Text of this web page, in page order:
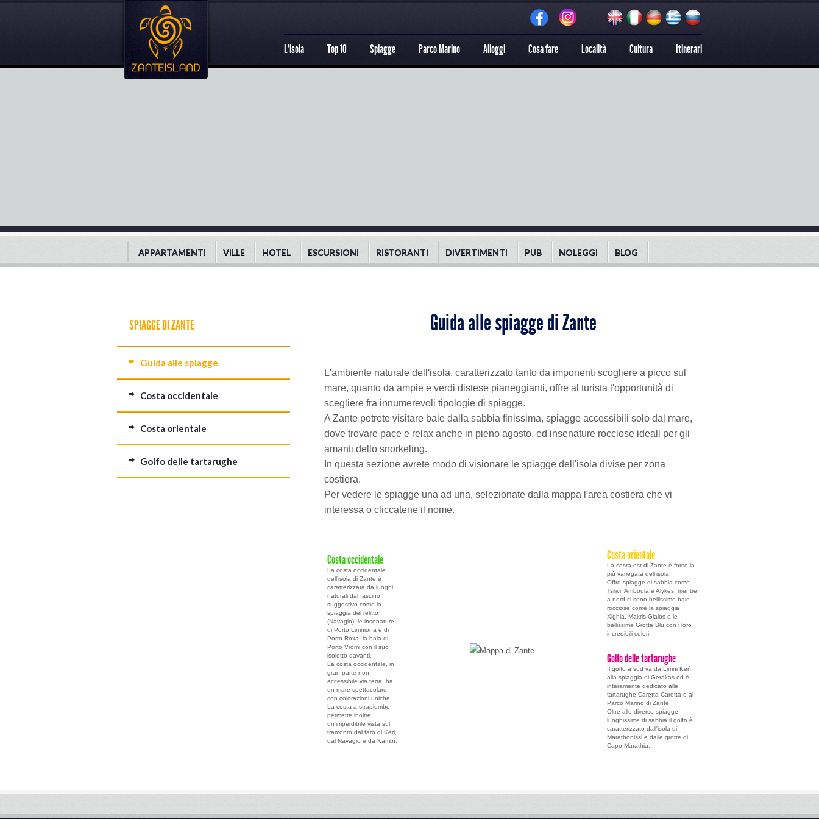
L'isola Top 10 Spiagge Parco Marino Alloggi Cosa fare Località Cultura Itinerari
APPARTAMENTI VILLE HOTEL ESCURSIONI RISTORANTI DIVERTIMENTI PUB NOLEGGI BLOG
Guida alle spiagge di Zante
L'ambiente naturale dell'isola, caratterizzato tanto da imponenti scogliere a picco sul
mare, quanto da ampie e verdi distese pianeggianti, offre al turista l'opportunità di
scegliere fra innumerevoli tipologie di spiagge.
A Zante potrete visitare baie dalla sabbia finissima, spiagge accessibili solo dal mare,
dove trovare pace e relax anche in pieno agosto, ed insenature rocciose ideali per gli
amanti dello snorkeling.
In questa sezione avrete modo di visionare le spiagge dell'isola divise per zona
costiera.
Per vedere le spiagge una ad una, selezionate dalla mappa l'area costiera che vi
interessa o cliccatene il nome.
Costa occidentale
La costa occidentale
dell’isola di Zante è
caratterizzata da luoghi
naturali dal fascino
suggestivo come la
spiaggia del relitto
(Navagio), le insenature
di Porto Limniona e di
Porto Roxa, la baia di
Porto Vromi con il suo
isolotto davanti.
La costa occidentale, in
gran parte non
accessibile via terra, ha
un mare spettacolare
con colorazioni uniche.
La costa a strapiombo
permette inoltre
un'imperdibile vista sul
tramonto dal faro di Keri,
dal Navagio e da Kambì.
Costa orientale
La costa est di Zante è forse la
più variegata dell’isola.
Offre spiagge di sabbia come
Tsilivi, Amboula e Alykes, mentre
a nord ci sono bellissime baie
rocciose come la spiaggia
Xighia, Makris Gialos e le
bellissime Grotte Blu con i loro
incredibili colori.
Golfo delle tartarughe
Il golfo a sud va da Limni Kerì
alla spiaggia di Gerakas ed è
interamente dedicato alle
tartarughe Caretta Caretta e al
Parco Marino di Zante.
Oltre alle diverse spiagge
lunghissime di sabbia il golfo è
caratterizzato dall'isola di
Marathonissi e dalle grotte di
Capo Marathia.
SPIAGGE DI ZANTE
Guida alle spiagge
Costa occidentale
Costa orientale
Golfo delle tartarughe